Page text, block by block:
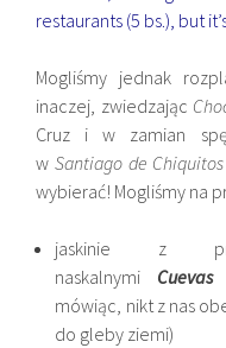
restaurants (5 bs.), but
Mogliśmy jednak
inaczej, zwiedzając
Cruz i w zamian
w Santiago de Chiquitos
wybierać! Mogliśmy na
jaskinie z
naskalnymi
mówiąc, nikt z nas
do gleby ziemi)